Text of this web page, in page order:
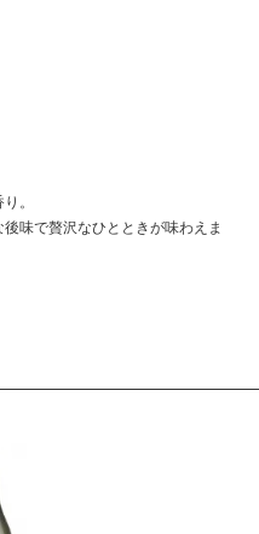
。
味で贅沢なひとときが味わえま